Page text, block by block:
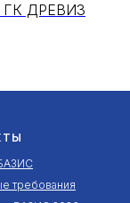
ГК ДРЕВИЗ
требования